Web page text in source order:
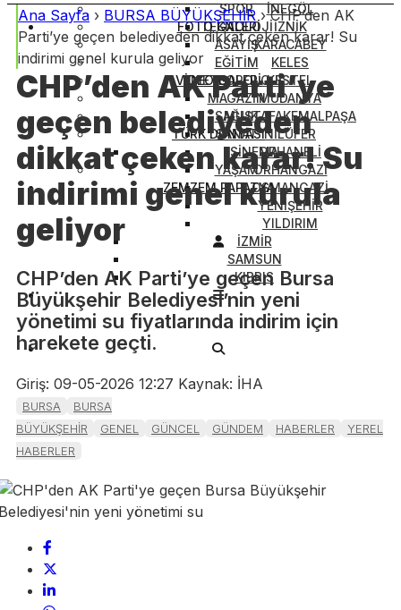
İNEGÖL
İZNİK
KARACABEY
KELES
KESTEL
MUDANYA
MUSTAFAKEMALPAŞA
NİLÜFER
ORHANELİ
ORHANGAZİ
OSMANGAZİ
YENİŞEHİR
YILDIRIM
İZMİR
SAMSUN
KIBRIS
SPOR
TEKNOLOJİ
ASAYİŞ
EĞİTİM
METEOROLOJİ
MAGAZİN
SAĞLIK
SANAT
SİNEMA
YAŞAM
FOTO GALERİ
VİDEO GALERİ
TÜRK DÜNYASI
ZEMZEM PAPATYA
Ana Sayfa › BURSA BÜYÜKŞEHİR›CHP’den AK
Parti’ye geçen belediyeden dikkat çeken karar! Su
indirimi genel kurula geliyor
CHP’den AK Parti’ye
geçen belediyeden
dikkat çeken karar! Su
indirimi genel kurula
geliyor
CHP’den AK Parti’ye geçen Bursa
Büyükşehir Belediyesi’nin yeni
yönetimi su fiyatlarında indirim için
harekete geçti.
Giriş: 09-05-2026 12:27 Kaynak: İHA
BURSA
BURSA
BÜYÜKŞEHİR
GENEL GÜNCEL GÜNDEM HABERLER
YEREL
HABERLER